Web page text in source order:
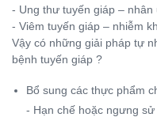
- Ung thư tuyến giáp –
- Viêm tuyến giáp – nhiễm
Vậy có những giải pháp tự
bệnh tuyến giáp ?
Bổ sung các thực phẩm
- Hạn chế hoặc ngưng